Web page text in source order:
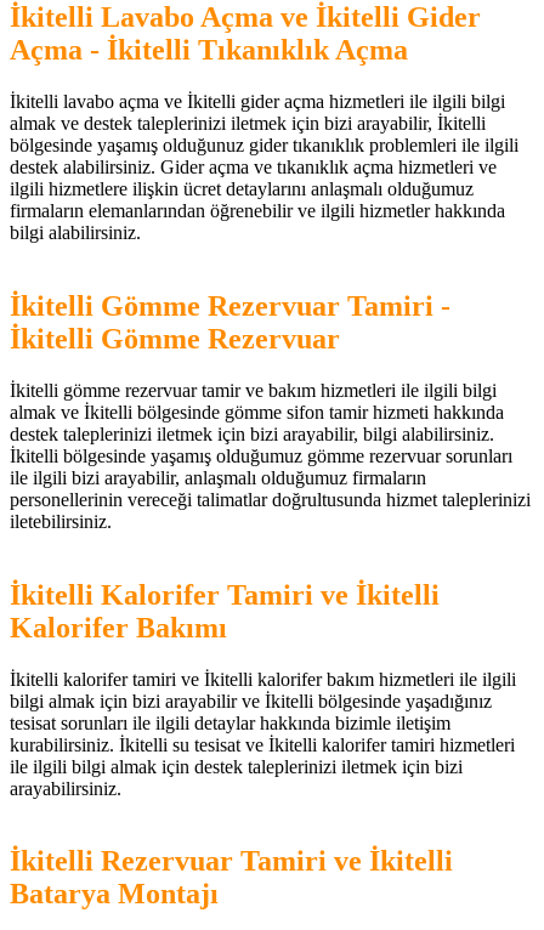
İkitelli Lavabo Açma ve İkitelli Gider
Açma - İkitelli Tıkanıklık Açma
İkitelli lavabo açma ve İkitelli gider açma hizmetleri ile ilgili bilgi
almak ve destek taleplerinizi iletmek için bizi arayabilir, İkitelli
bölgesinde yaşamış olduğunuz gider tıkanıklık problemleri ile ilgili
destek alabilirsiniz. Gider açma ve tıkanıklık açma hizmetleri ve
ilgili hizmetlere ilişkin ücret detaylarını anlaşmalı olduğumuz
firmaların elemanlarından öğrenebilir ve ilgili hizmetler hakkında
bilgi alabilirsiniz.
İkitelli Gömme Rezervuar Tamiri -
İkitelli Gömme Rezervuar
İkitelli gömme rezervuar tamir ve bakım hizmetleri ile ilgili bilgi
almak ve İkitelli bölgesinde gömme sifon tamir hizmeti hakkında
destek taleplerinizi iletmek için bizi arayabilir, bilgi alabilirsiniz.
İkitelli bölgesinde yaşamış olduğumuz gömme rezervuar sorunları
ile ilgili bizi arayabilir, anlaşmalı olduğumuz firmaların
personellerinin vereceği talimatlar doğrultusunda hizmet taleplerinizi
iletebilirsiniz.
İkitelli Kalorifer Tamiri ve İkitelli
Kalorifer Bakımı
İkitelli kalorifer tamiri ve İkitelli kalorifer bakım hizmetleri ile ilgili
bilgi almak için bizi arayabilir ve İkitelli bölgesinde yaşadığınız
tesisat sorunları ile ilgili detaylar hakkında bizimle iletişim
kurabilirsiniz. İkitelli su tesisat ve İkitelli kalorifer tamiri hizmetleri
ile ilgili bilgi almak için destek taleplerinizi iletmek için bizi
arayabilirsiniz.
İkitelli Rezervuar Tamiri ve İkitelli
Batarya Montajı